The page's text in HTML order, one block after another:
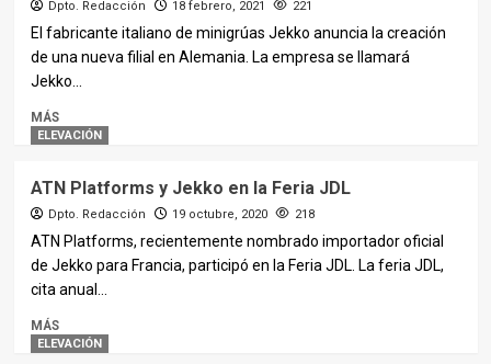
Dpto. Redacción 18 febrero, 2021 221
El fabricante italiano de minigrúas Jekko anuncia la creación
de una nueva filial en Alemania. La empresa se llamará
Jekko...
MÁS
ELEVACIÓN
ATN Platforms y Jekko en la Feria JDL
Dpto. Redacción 19 octubre, 2020 218
ATN Platforms, recientemente nombrado importador oficial
de Jekko para Francia, participó en la Feria JDL. La feria JDL,
cita anual...
MÁS
ELEVACIÓN